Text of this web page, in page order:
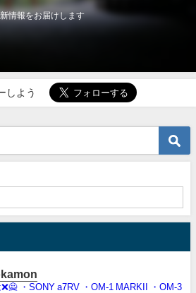
情報をお届けします
しよう
・SONY a7RV ・OM-1 MARKII
・OM-3